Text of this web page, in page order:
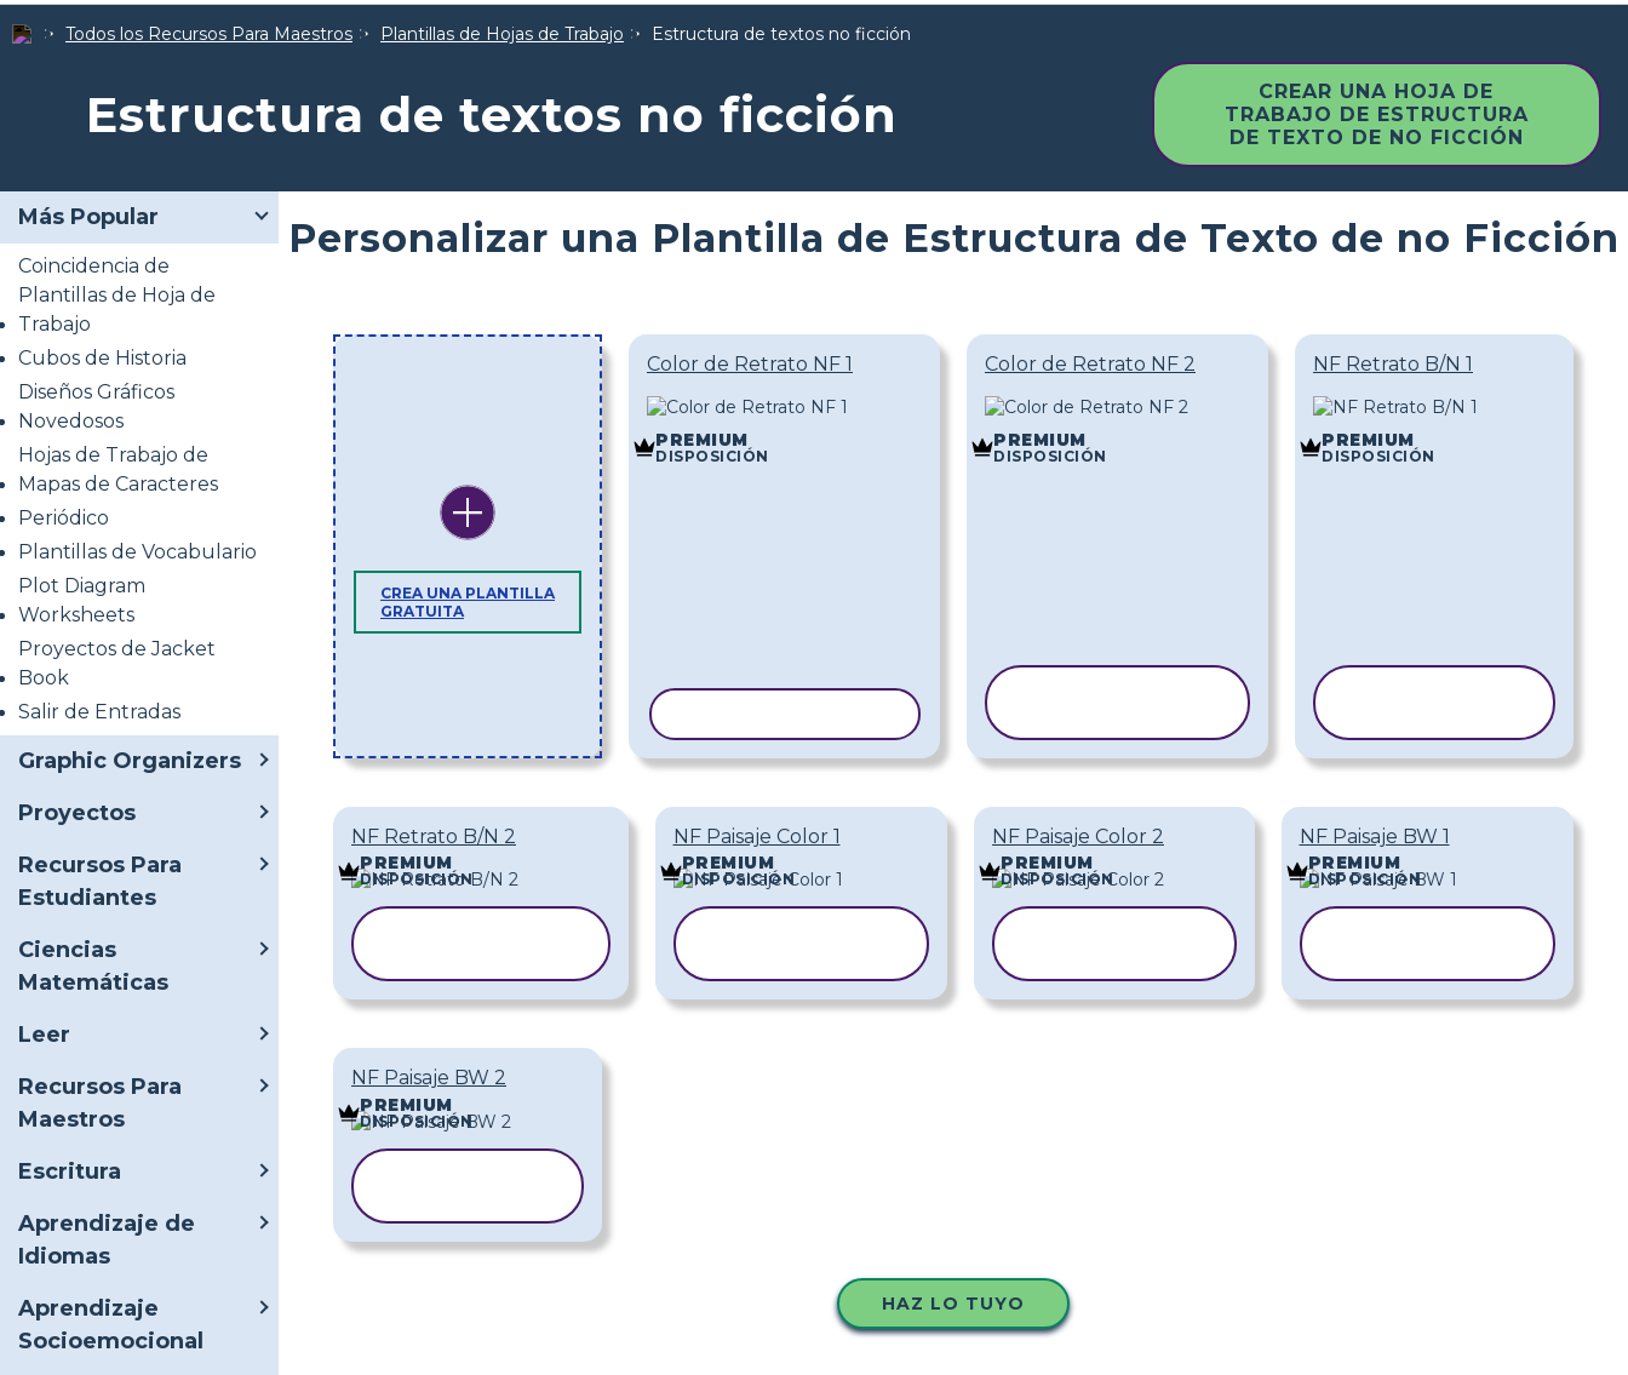
Todos los Recursos Para Maestros Plantillas de Hojas de Trabajo Estructura de textos no ficción
Estructura de textos no ficción
CREAR UNA HOJA DE
TRABAJO DE ESTRUCTURA
DE TEXTO DE NO FICCIÓN
Más Popular
Coincidencia de
Plantillas de Hoja de
Trabajo
Cubos de Historia
Diseños Gráficos
Novedosos
Hojas de Trabajo de
Mapas de Caracteres
Periódico
Plantillas de Vocabulario
Plot Diagram
Worksheets
Proyectos de Jacket
Book
Salir de Entradas
Graphic Organizers
Proyectos
Recursos Para
Estudiantes
Ciencias
Matemáticas
Leer
Recursos Para
Maestros
Escritura
Aprendizaje de
Idiomas
Aprendizaje
Socioemocional
Personalizar una Plantilla de Estructura de Texto de no Ficción
CREA UNA PLANTILLA
GRATUITA
Color de Retrato NF 1
PREMIUM
DISPOSICIÓN
Color de Retrato NF 2
PREMIUM
DISPOSICIÓN
NF Retrato B/N 1
PREMIUM
DISPOSICIÓN
NF Retrato B/N 2
PREMIUM
DISPOSICIÓN
NF Paisaje Color 1
PREMIUM
DISPOSICIÓN
NF Paisaje Color 2
PREMIUM
DISPOSICIÓN
NF Paisaje BW 1
PREMIUM
DISPOSICIÓN
NF Paisaje BW 2
PREMIUM
DISPOSICIÓN
HAZ LO TUYO